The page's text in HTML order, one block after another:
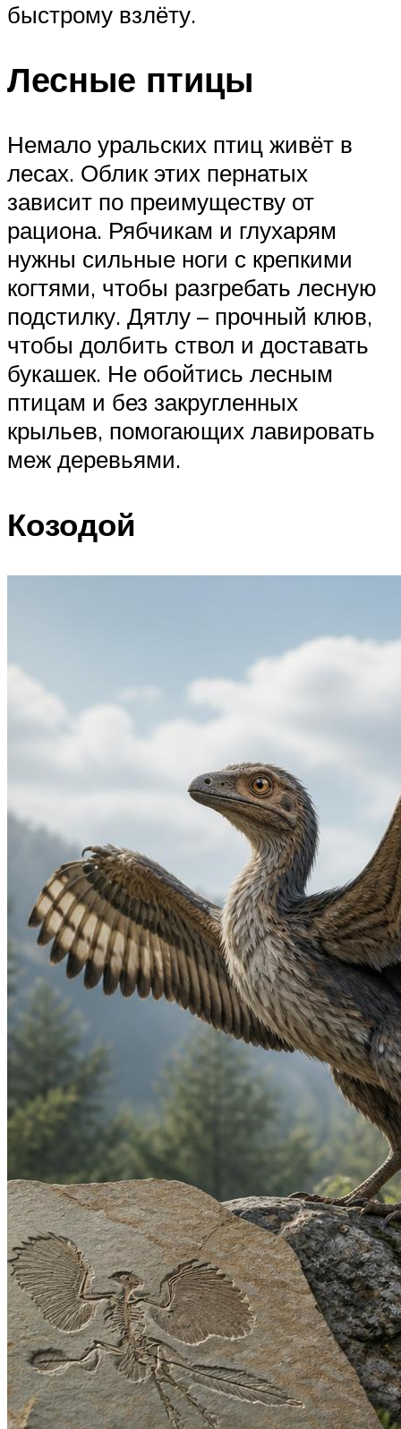
быстрому взлёту.
Лесные птицы
Немало уральских птиц живёт в
лесах. Облик этих пернатых
зависит по преимуществу от
рациона. Рябчикам и глухарям
нужны сильные ноги с крепкими
когтями, чтобы разгребать лесную
подстилку. Дятлу – прочный клюв,
чтобы долбить ствол и доставать
букашек. Не обойтись лесным
птицам и без закругленных
крыльев, помогающих лавировать
меж деревьями.
Козодой